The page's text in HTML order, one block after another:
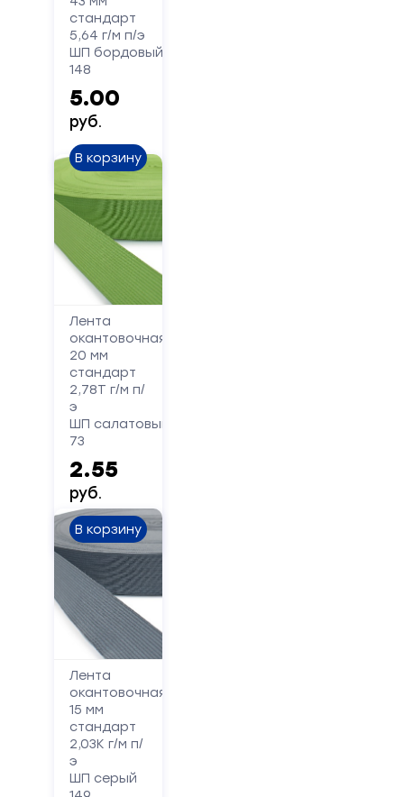
стандарт
5,64 г/м п/э
ШП бордовый
148
5.00
руб.
В корзину
Лента
окантовочная
20 мм
стандарт
2,78Т г/м п/
э
ШП салатовый
73
2.55
руб.
В корзину
Лента
окантовочная
15 мм
стандарт
2,03К г/м п/
э
ШП серый